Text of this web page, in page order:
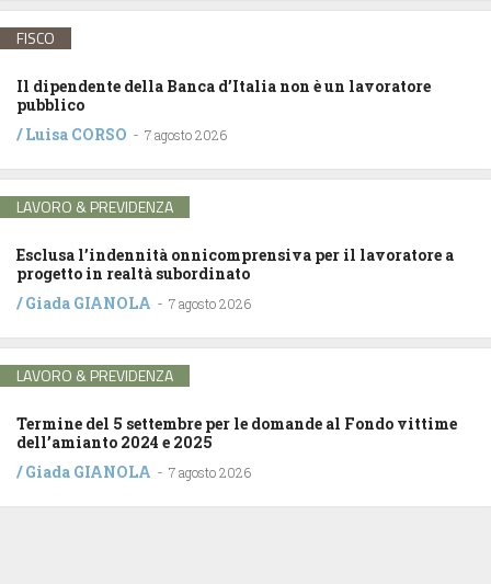
FISCO
Il dipendente della Banca d’Italia non è un lavoratore
pubblico
/Luisa CORSO - 7 agosto 2026
LAVORO & PREVIDENZA
Esclusa l’indennità onnicomprensiva per il lavoratore a
progetto in realtà subordinato
/Giada GIANOLA - 7 agosto 2026
LAVORO & PREVIDENZA
Termine del 5 settembre per le domande al Fondo vittime
dell’amianto 2024 e 2025
/Giada GIANOLA - 7 agosto 2026